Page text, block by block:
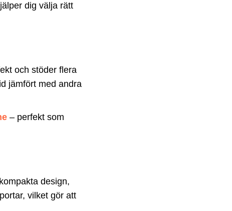
dig välja rätt
och stöder flera
jämfört med andra
– perfekt som
design,
vilket gör att